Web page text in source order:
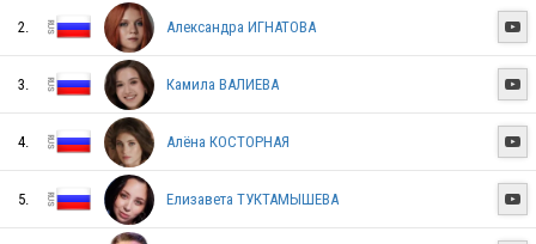
2. Александра ИГНАТОВА 
3. Камила ВАЛИЕВА 
4. Алёна КОСТОРНАЯ 
5. Елизавета ТУКТАМЫШЕВА 